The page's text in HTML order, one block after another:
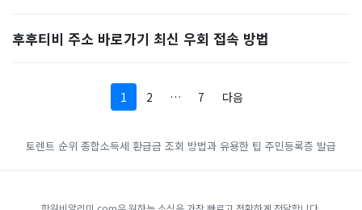
후후티비 주소 바로가기 최신 우회 접속 방법
1 2 … 7 다음
토렌트 순위 종합소득세 환급금 조회 방법과 유용한 팁 주민등록증 발급